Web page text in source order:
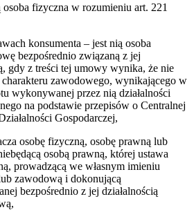
fizyczna w rozumieniu art. 221
konsumenta – jest nią osoba
bezpośrednio związaną z jej
gdy z treści tej umowy wynika, że nie
zawodowego, wynikającego w
wykonywanej przez nią działalności
na podstawie przepisów o Centralnej
Gospodarczej,
osobę fizyczną, osobę prawną lub
osobą prawną, której ustawa
prowadzącą we własnym imieniu
zawodową i dokonującą
bezpośrednio z jej działalnością